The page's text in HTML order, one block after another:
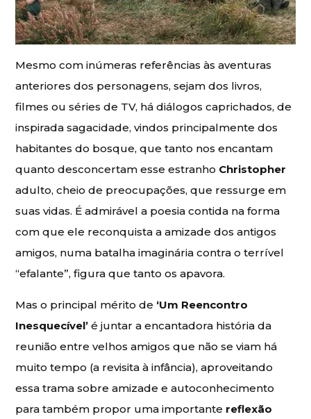
Mesmo com inúmeras referências às aventuras
anteriores dos personagens, sejam dos livros,
filmes ou séries de TV, há diálogos caprichados, de
inspirada sagacidade, vindos principalmente dos
habitantes do bosque, que tanto nos encantam
quanto desconcertam esse estranho Christopher
adulto, cheio de preocupações, que ressurge em
suas vidas. É admirável a poesia contida na forma
com que ele reconquista a amizade dos antigos
amigos, numa batalha imaginária contra o terrível
“efalante”, figura que tanto os apavora.
Mas o principal mérito de ‘Um Reencontro
Inesquecível’ é juntar a encantadora história da
reunião entre velhos amigos que não se viam há
muito tempo (a revisita à infância), aproveitando
essa trama sobre amizade e autoconhecimento
para também propor uma importante reflexão